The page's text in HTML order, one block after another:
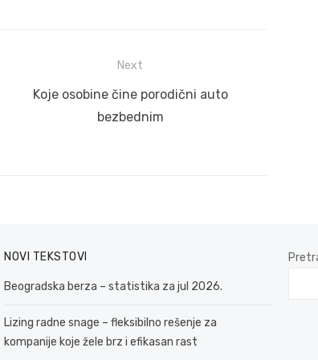
Next
Next
Koje osobine čine porodični auto
bezbednim
NOVI TEKSTOVI
Beogradska berza – statistika za jul 2026.
Lizing radne snage – fleksibilno rešenje za
kompanije koje žele brz i efikasan rast